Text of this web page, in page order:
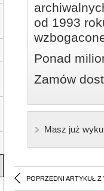
od 1993
Ponad
Zamów
Masz już
POPRZEDNI ARTYKUŁ Z